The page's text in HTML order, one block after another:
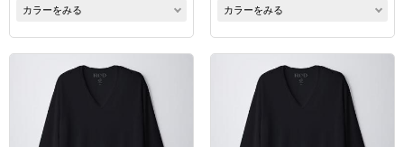
カラーをみる カラーをみる